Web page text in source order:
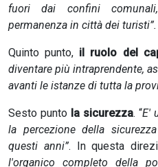
fuori dai confini
permanenza in città dei turisti”.
Quinto punto, il ruolo del
diventare più intraprendente,
avanti le istanze di tutta la
Sesto punto la sicurezza. “E'
la percezione della
questi anni”. In questa
l'organico completo della